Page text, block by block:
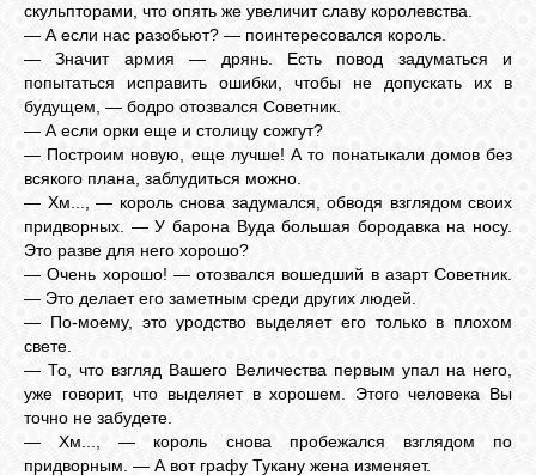
скульпторами, что опять же увеличит славу королевства.
— А если нас разобьют? — поинтересовался король.
— Значит армия — дрянь. Есть повод задуматься и
попытаться исправить ошибки, чтобы не допускать их в
будущем, — бодро отозвался Советник.
— А если орки еще и столицу сожгут?
— Построим новую, еще лучше! А то понатыкали домов без
всякого плана, заблудиться можно.
— Хм..., — король снова задумался, обводя взглядом своих
придворных. — У барона Вуда большая бородавка на носу.
Это разве для него хорошо?
— Очень хорошо! — отозвался вошедший в азарт Советник.
— Это делает его заметным среди других людей.
— По-моему, это уродство выделяет его только в плохом
свете.
— То, что взгляд Вашего Величества первым упал на него,
уже говорит, что выделяет в хорошем. Этого человека Вы
точно не забудете.
— Хм..., — король снова пробежался взглядом по
придворным. — А вот графу Тукану жена изменяет.